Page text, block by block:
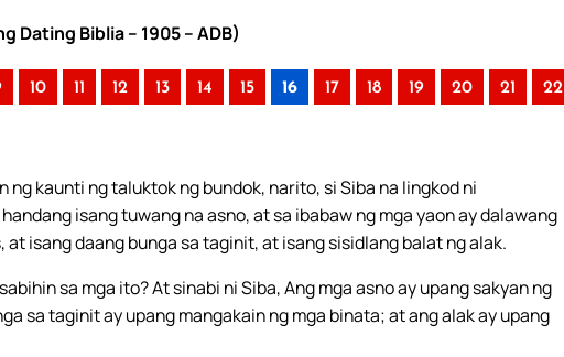
Dating Biblia – 1905 – ADB)
10 11 12 13 14 15 16 17 18 19 20 21 22
ng kaunti ng taluktok ng bundok, narito, si Siba na lingkod ni
isang tuwang na asno, at sa ibabaw ng mga yaon ay dalawang
isang daang bunga sa taginit, at isang sisidlang balat ng alak.
sa mga ito? At sinabi ni Siba, Ang mga asno ay upang sakyan ng
sa taginit ay upang mangakain ng mga binata; at ang alak ay upang